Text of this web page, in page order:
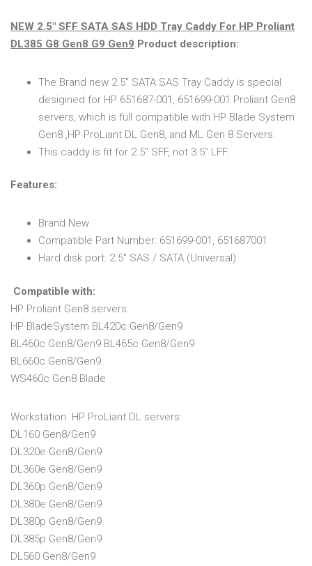
NEW 2.5" SFF SATA SAS HDD Tray Caddy For HP Proliant
DL385 G8 Gen8 G9 Gen9 Product description:
The Brand new 2.5" SATA SAS Tray Caddy is special
desigined for HP 651687-001, 651699-001 Proliant Gen8
servers, which is full compatible with HP Blade System
Gen8 ,HP ProLiant DL Gen8, and ML Gen 8 Servers.
This caddy is fit for 2.5" SFF, not 3.5" LFF.
Features:
Brand New
Compatible Part Number: 651699-001, 651687001
Hard disk port: 2.5" SAS / SATA (Universal)
Compatible with:
HP Proliant Gen8 servers:
HP BladeSystem BL420c Gen8/Gen9
BL460c Gen8/Gen9 BL465c Gen8/Gen9
BL660c Gen8/Gen9
WS460c Gen8 Blade
Workstation HP ProLiant DL servers:
DL160 Gen8/Gen9
DL320e Gen8/Gen9
DL360e Gen8/Gen9
DL360p Gen8/Gen9
DL380e Gen8/Gen9
DL380p Gen8/Gen9
DL385p Gen8/Gen9
DL560 Gen8/Gen9